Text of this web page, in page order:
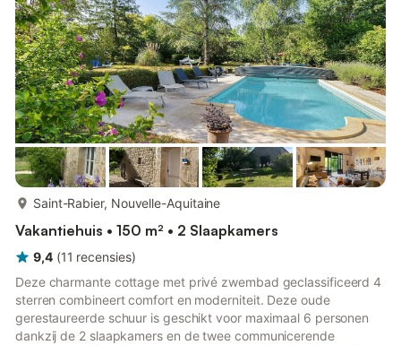
Saint-Rabier, Nouvelle-Aquitaine
Vakantiehuis • 150 m² • 2 Slaapkamers
9,4 (11 recensies)
Deze charmante cottage met privé zwembad geclassificeerd 4
sterren combineert comfort en moderniteit. Deze oude
gerestaureerde schuur is geschikt voor maximaal 6 personen
dankzij de 2 slaapkamers en de twee communicerende